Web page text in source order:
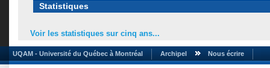
Statistiques
Voir les statistiques sur cinq ans...
UQAM - Université du Québec à Montréal Archipel Nous écrire